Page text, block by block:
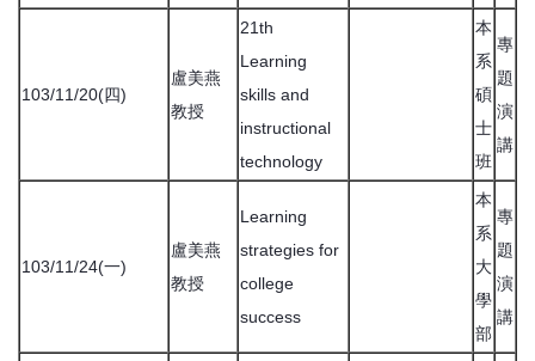
103/11/20(四)
盧美燕
教授
21th
Learning
skills and
instructional
technology
本
系
碩
士
班
專
題
演
講
103/11/24(一)
盧美燕
教授
Learning
strategies for
college
success
本
系
大
學
部
專
題
演
講